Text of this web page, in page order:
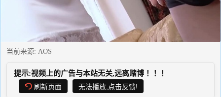
Video
当前来源: AOS
提示:视频上的广告与本站无关,远离赌博！！！
刷新页面
无法播放,点击反馈!